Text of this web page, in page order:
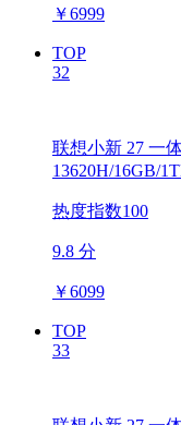
￥6999
TOP
32
联想小新 27 一
13620H/16GB/
热度指数100
9.8 分
￥6099
TOP
33